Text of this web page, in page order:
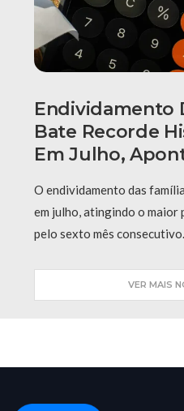
Endividamento
Bate Recorde
Em Julho,
O endividamento das
em julho, atingindo o maior
pelo sexto mês
VER MAIS